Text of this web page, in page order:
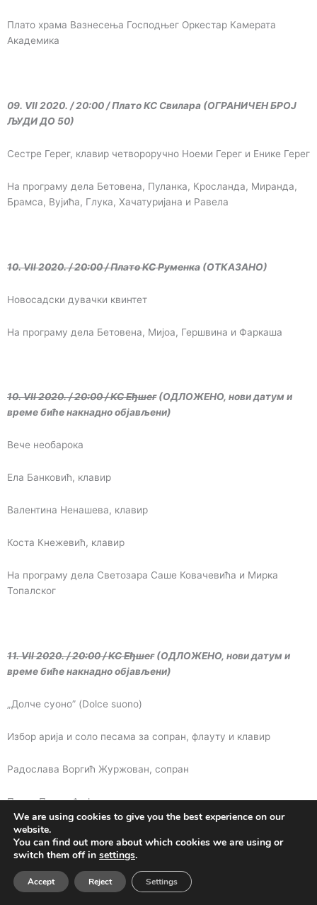
Плато храма Вазнесења Господњег Оркестар Камерата
Академика
09. VII 2020. / 20:00 / Плато КС Свилара (ОГРАНИЧЕН БРОЈ
ЉУДИ ДО 50)
Сестре Герег, клавир четвороручно Ноеми Герег и Енике Герег
На програму дела Бетовена, Пуланка, Кросланда, Миранда,
Брамса, Вујића, Глука, Хачатуријана и Равела
10. VII 2020. / 20:00 / Плато КС Руменка (ОТКАЗАНО)
Новосадски дувачки квинтет
На програму дела Бетовена, Мијоа, Гершвина и Фаркаша
10. VII 2020. / 20:00 / КС Еђшег(ОДЛОЖЕНО, нови датум и
време биће накнадно објављени)
Вече необарока
Ела Банковић, клавир
Валентина Ненашева, клавир
Коста Кнежевић, клавир
На програму дела Светозара Саше Ковачевића и Мирка
Топалског
11. VII 2020. / 20:00 / КС Еђшег(ОДЛОЖЕНО, нови датум и
време биће накнадно објављени)
„Долче суоно” (Dolce suono)
Избор арија и соло песама за сопран, флауту и клавир
Радослава Воргић Журжован, сопран
Петар Поповић, флаута
Александар Ђермановић, клавир
Дебисија, Офенбаха и Равела
We are using cookies to give you the best experience on our
website.
You can find out more about which cookies we are using or
switch them off in settings.
Accept Reject Settings